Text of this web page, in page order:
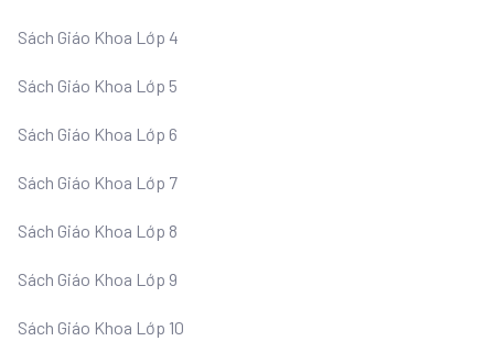
Sách Giáo Khoa Lớp 4
Sách Giáo Khoa Lớp 5
Sách Giáo Khoa Lớp 6
Sách Giáo Khoa Lớp 7
Sách Giáo Khoa Lớp 8
Sách Giáo Khoa Lớp 9
Sách Giáo Khoa Lớp 10